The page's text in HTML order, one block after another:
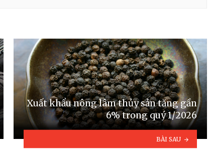
Xuất khẩu nông lâm thủy sản tăng gần
6% trong quý 1/2026
BÀI SAU